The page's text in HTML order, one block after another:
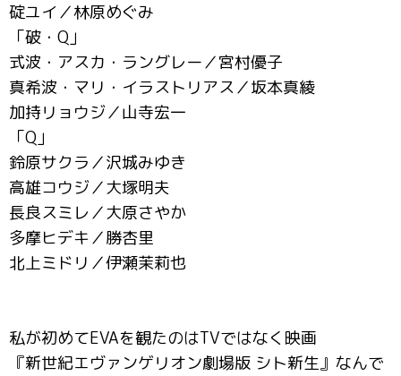
碇ユイ／林原めぐみ
「破・Q」
式波・アスカ・ラングレー／宮村優子
真希波・マリ・イラストリアス／坂本真綾
加持リョウジ／山寺宏一
「Q」
鈴原サクラ／沢城みゆき
高雄コウジ／大塚明夫
長良スミレ／大原さやか
多摩ヒデキ／勝杏里
北上ミドリ／伊瀬茉莉也
私が初めてEVAを観たのはTVではなく映画
『新世紀エヴァンゲリオン劇場版 シト新生』なんで